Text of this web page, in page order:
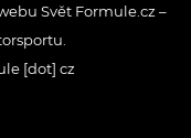
Svět Formule.cz –
[dot] cz